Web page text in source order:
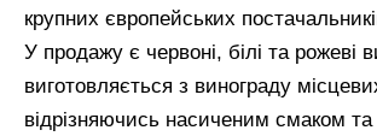
крупних європейських
У продажу є червоні, білі та рожеві
виготовляється з винограду
відрізняючись насиченим смаком